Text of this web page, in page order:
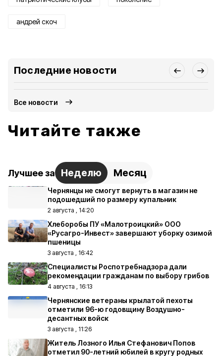
андрей скоч
Последние новости
Все новости
Читайте также
Лучшее за Неделю Месяц
Чернянцы не смогут вернуть в магазин не
подошедший по размеру купальник
2 августа , 14:20
Хлеборобы ПУ «Малотроицкий» ООО
«Русагро-Инвест» завершают уборку озимой
пшеницы
3 августа , 16:42
Специалисты Роспотребнадзора дали
рекомендации гражданам по выбору грибов
4 августа , 16:13
Чернянские ветераны крылатой пехоты
отметили 96-ю годовщину Воздушно-
десантных войск
3 августа , 11:26
Житель Лозного Илья Стефанович Попов
отметил 90-летний юбилей в кругу родных